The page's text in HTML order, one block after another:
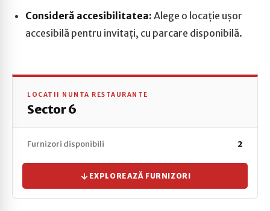
Consideră accesibilitatea: Alege o locație ușor
accesibilă pentru invitați, cu parcare disponibilă.
LOCATII NUNTA RESTAURANTE
Sector 6
Furnizori disponibili 2
EXPLOREAZĂ FURNIZORI